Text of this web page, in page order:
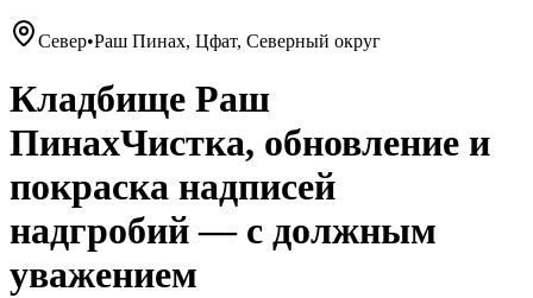
Север•Раш Пинах, Цфат, Северный округ
Кладбище Раш
ПинахЧистка, обновление и
покраска надписей
надгробий — с должным
уважением